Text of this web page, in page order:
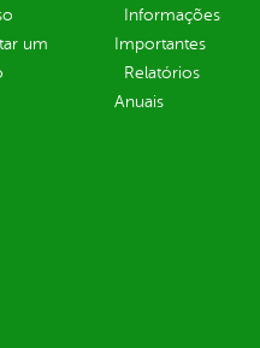
um
Informações
Importantes
Relatórios
Anuais